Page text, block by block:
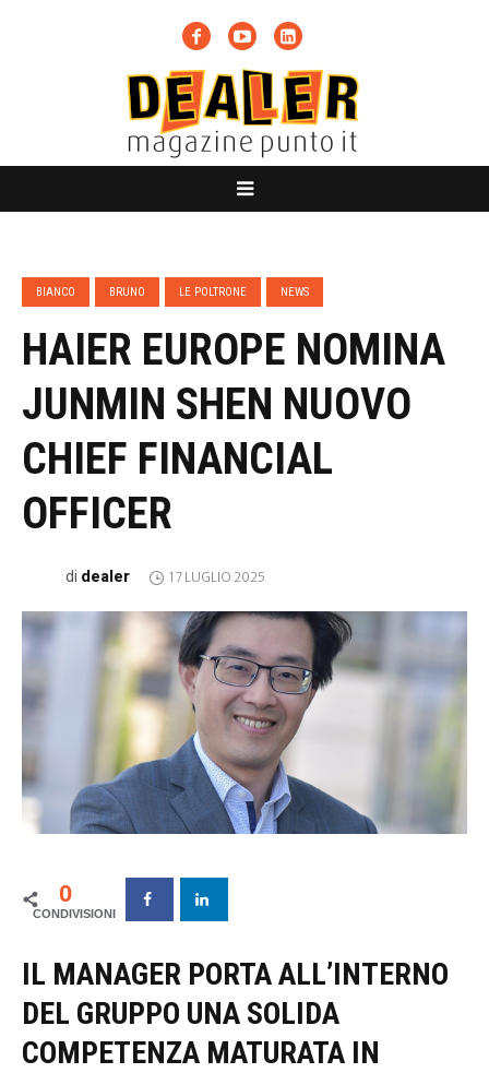
BIANCO BRUNO LE POLTRONE NEWS
HAIER EUROPE NOMINA
JUNMIN SHEN NUOVO
CHIEF FINANCIAL
OFFICER
di dealer 17 LUGLIO 2025
0
IL MANAGER PORTA ALL’INTERNO
DEL GRUPPO UNA SOLIDA
COMPETENZA MATURATA IN